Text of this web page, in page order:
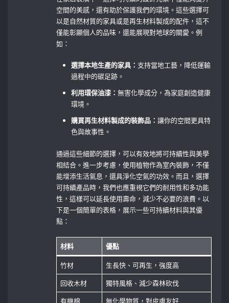
空間的美感，還有助於保護我們的環境。這些選擇可
以是自然材質的家具或是再生材料製成的配件，這不
僅能彰顯個人的品味，還能展現對地球的關愛。例
如：
選擇本地生產的家具： 支持當地工藝，降低運輸
過程中的碳足跡。
利用環保油漆：無害化學成分，為家庭創造健康
環境。
購買再生材料製成的裝飾品：讓你的空間更具特
色與故事性。
通過這些細節的選擇，可以有效地將可持續性與美學
相結合。進一步考慮，使用植物作為室內裝飾，不僅
能增添生活氣息，還具淨化空氣的功效。而且，選擇
可持續產品時，我們也應重視它們的耐用性和多功能
性，這樣可以延長使用壽命，減少不必要的浪費。以
下是一個簡單的表格，展示一些可持續材料與其優
點：
材料 優點
竹材
生長快、可再生，強度高
回收木材
獨特風格、減少森林砍伐
有機棉
無化學物質，對皮膚友好